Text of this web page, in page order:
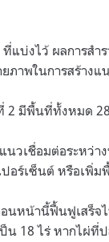
แบ่งไว้ ผลการส
ภาพในการสร้าง
2 มีพื้นที่ทั้งหมด
นวเชื่อมต่อระหว่
ปอร์เซ็นต์ หรือเพิ่
นหน้านี้ฟื้นฟูเสร็จ
น 18 ไร่ หากไผ่ที่